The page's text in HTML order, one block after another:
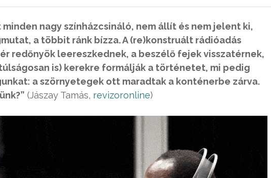
minden nagy színházcsináló, nem állít és nem jelent ki,
a többit ránk bízza. A (re)konstruált rádióadás
redőnyök leereszkednek, a beszélő fejek visszatérnek,
is) kerekre formálják a történetet, mi pedig
a szörnyetegek ott maradtak a konténerbe zárva.
(Jászay Tamás, revizoronline)